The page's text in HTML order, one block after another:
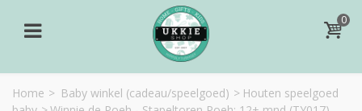
0
Home > Baby winkel (cadeau/speelgoed) > Houten speelgoed